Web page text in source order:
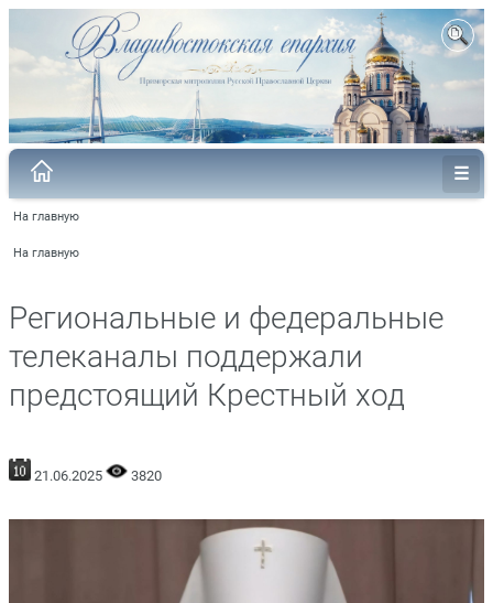
На главную
На главную
Региональные и федеральные
телеканалы поддержали
предстоящий Крестный ход
21.06.2025 3820